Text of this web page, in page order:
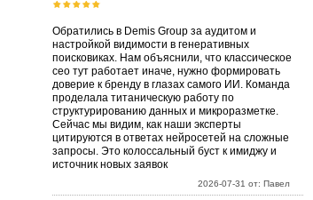
Обратились в Demis Group за аудитом и
настройкой видимости в генеративных
поисковиках. Нам объяснили, что классическое
сео тут работает иначе, нужно формировать
доверие к бренду в глазах самого ИИ. Команда
проделала титаническую работу по
структурированию данных и микроразметке.
Сейчас мы видим, как наши эксперты
цитируются в ответах нейросетей на сложные
запросы. Это колоссальный буст к имиджу и
источник новых заявок
2026-07-31 от: Павел